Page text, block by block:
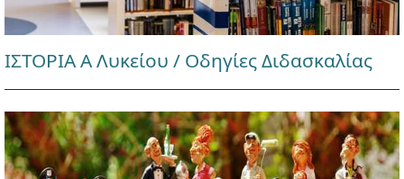
ΙΣΤΟΡΙΑ Α Λυκείου / Οδηγίες Διδασκαλίας